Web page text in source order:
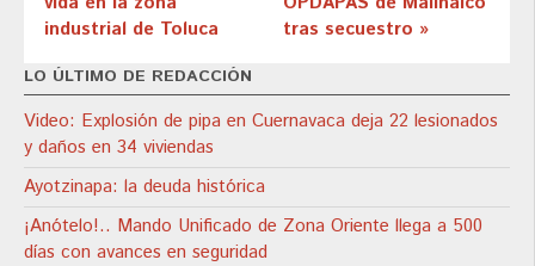
industrial de Toluca
tras secuestro »
LO ÚLTIMO DE REDACCIÓN
Video: Explosión de pipa en Cuernavaca deja 22 lesionados
y daños en 34 viviendas
Ayotzinapa: la deuda histórica
¡Anótelo!.. Mando Unificado de Zona Oriente llega a 500
días con avances en seguridad